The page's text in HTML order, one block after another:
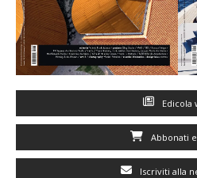
Edicola
Abbonati
Iscriviti alla